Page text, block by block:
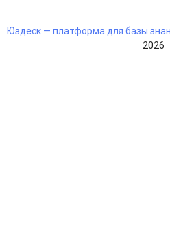
Собственный домен Базы
Юздеск — платформа для базы
2026